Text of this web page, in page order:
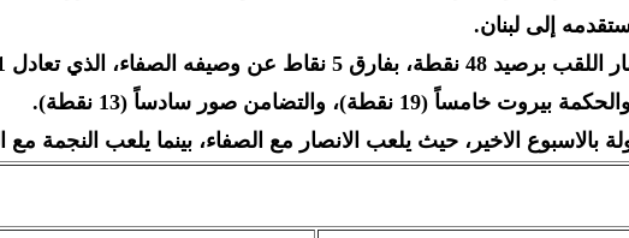
إلى لبنان.
بالاسبوع الاخير، حيث يلعب الانصار مع الصفاء، بينما يلعب النجمة